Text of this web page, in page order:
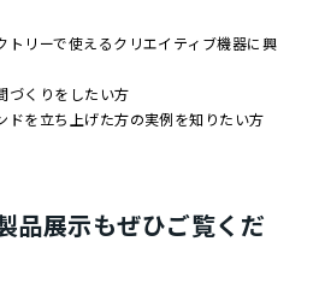
トリーで使えるクリエイティブ機器に興
づくりをしたい方
ドを立ち上げた方の実例を知りたい方
品展示もぜひご覧くだ